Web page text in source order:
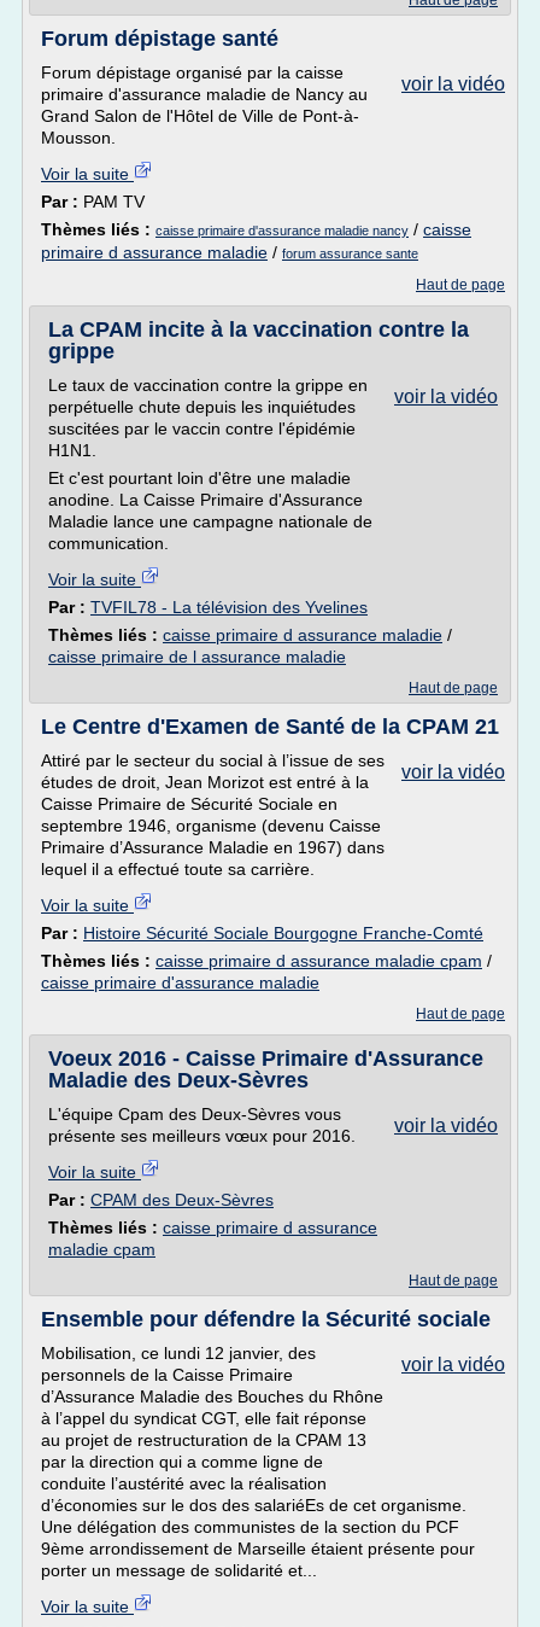
Forum dépistage santé
voir la vidéo
Forum dépistage organisé par la caisse
primaire d'assurance maladie de Nancy au
Grand Salon de l'Hôtel de Ville de Pont-à-
Mousson.
Voir la suite
Par : PAM TV
Thèmes liés : caisse primaire d'assurance maladie nancy / caisse
primaire d assurance maladie / forum assurance sante
Haut de page
La CPAM incite à la vaccination contre la
grippe
voir la vidéo
Le taux de vaccination contre la grippe en
perpétuelle chute depuis les inquiétudes
suscitées par le vaccin contre l'épidémie
H1N1.
Et c'est pourtant loin d'être une maladie
anodine. La Caisse Primaire d'Assurance
Maladie lance une campagne nationale de
communication.
Voir la suite
Par : TVFIL78 - La télévision des Yvelines
Thèmes liés : caisse primaire d assurance maladie /
caisse primaire de l assurance maladie
Haut de page
Le Centre d'Examen de Santé de la CPAM 21
voir la vidéo
Attiré par le secteur du social à l’issue de ses
études de droit, Jean Morizot est entré à la
Caisse Primaire de Sécurité Sociale en
septembre 1946, organisme (devenu Caisse
Primaire d’Assurance Maladie en 1967) dans
lequel il a effectué toute sa carrière.
Voir la suite
Par : Histoire Sécurité Sociale Bourgogne Franche-Comté
Thèmes liés : caisse primaire d assurance maladie cpam /
caisse primaire d'assurance maladie
Haut de page
Voeux 2016 - Caisse Primaire d'Assurance
Maladie des Deux-Sèvres
voir la vidéo
L'équipe Cpam des Deux-Sèvres vous
présente ses meilleurs vœux pour 2016.
Voir la suite
Par : CPAM des Deux-Sèvres
Thèmes liés : caisse primaire d assurance
maladie cpam
Haut de page
Ensemble pour défendre la Sécurité sociale
voir la vidéo
Mobilisation, ce lundi 12 janvier, des
personnels de la Caisse Primaire
d’Assurance Maladie des Bouches du Rhône
à l’appel du syndicat CGT, elle fait réponse
au projet de restructuration de la CPAM 13
par la direction qui a comme ligne de
conduite l’austérité avec la réalisation
d’économies sur le dos des salariéEs de cet organisme.
Une délégation des communistes de la section du PCF
9ème arrondissement de Marseille étaient présente pour
porter un message de solidarité et...
Voir la suite